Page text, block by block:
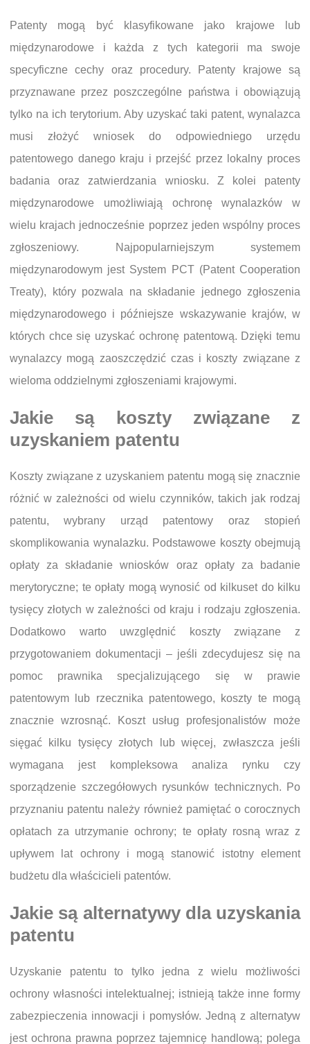
Patenty mogą być klasyfikowane jako krajowe lub
międzynarodowe i każda z tych kategorii ma swoje
specyficzne cechy oraz procedury. Patenty krajowe są
przyznawane przez poszczególne państwa i obowiązują
tylko na ich terytorium. Aby uzyskać taki patent, wynalazca
musi złożyć wniosek do odpowiedniego urzędu
patentowego danego kraju i przejść przez lokalny proces
badania oraz zatwierdzania wniosku. Z kolei patenty
międzynarodowe umożliwiają ochronę wynalazków w
wielu krajach jednocześnie poprzez jeden wspólny proces
zgłoszeniowy. Najpopularniejszym systemem
międzynarodowym jest System PCT (Patent Cooperation
Treaty), który pozwala na składanie jednego zgłoszenia
międzynarodowego i późniejsze wskazywanie krajów, w
których chce się uzyskać ochronę patentową. Dzięki temu
wynalazcy mogą zaoszczędzić czas i koszty związane z
wieloma oddzielnymi zgłoszeniami krajowymi.
Jakie są koszty związane z
uzyskaniem patentu
Koszty związane z uzyskaniem patentu mogą się znacznie
różnić w zależności od wielu czynników, takich jak rodzaj
patentu, wybrany urząd patentowy oraz stopień
skomplikowania wynalazku. Podstawowe koszty obejmują
opłaty za składanie wniosków oraz opłaty za badanie
merytoryczne; te opłaty mogą wynosić od kilkuset do kilku
tysięcy złotych w zależności od kraju i rodzaju zgłoszenia.
Dodatkowo warto uwzględnić koszty związane z
przygotowaniem dokumentacji – jeśli zdecydujesz się na
pomoc prawnika specjalizującego się w prawie
patentowym lub rzecznika patentowego, koszty te mogą
znacznie wzrosnąć. Koszt usług profesjonalistów może
sięgać kilku tysięcy złotych lub więcej, zwłaszcza jeśli
wymagana jest kompleksowa analiza rynku czy
sporządzenie szczegółowych rysunków technicznych. Po
przyznaniu patentu należy również pamiętać o corocznych
opłatach za utrzymanie ochrony; te opłaty rosną wraz z
upływem lat ochrony i mogą stanowić istotny element
budżetu dla właścicieli patentów.
Jakie są alternatywy dla uzyskania
patentu
Uzyskanie patentu to tylko jedna z wielu możliwości
ochrony własności intelektualnej; istnieją także inne formy
zabezpieczenia innowacji i pomysłów. Jedną z alternatyw
jest ochrona prawna poprzez tajemnicę handlową; polega